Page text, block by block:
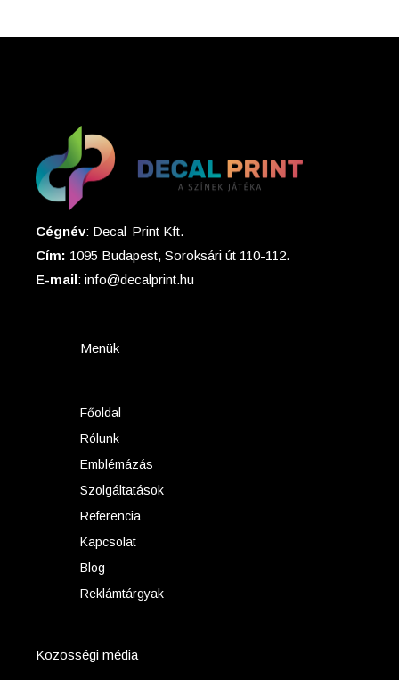
Cégnév: Decal-Print Kft.
Cím: 1095 Budapest, Soroksári út 110-112.
E-mail : info@decalprint.hu
Menük
Főoldal
Rólunk
Emblémázás
Szolgáltatások
Referencia
Kapcsolat
Blog
Reklámtárgyak
Közösségi média